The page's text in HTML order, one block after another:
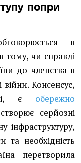
попри
в
тому, чи справді
до членства в
Консенсус,
є обережно
серйозні
інфраструктуру,
та необхідність
перетворила